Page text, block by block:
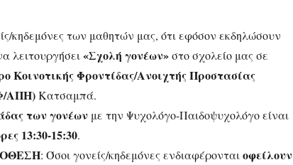
κηδεμόνες των μαθητών μας, ότι εφόσον εκδηλώσουν
λειτουργήσει«Σχολή γονέων»στο σχολείο μας σε
Κοινοτικής Φροντίδας/Ανοιχτής Προστασίας
ΑΠΗ)Κατσαμπά.
των γονέωνμε την Ψυχολόγο-Παιδοψυχολόγο είναι
13:30-15:30.
: Όσοι γονείς/κηδεμόνες ενδιαφέρονταιοφείλουν